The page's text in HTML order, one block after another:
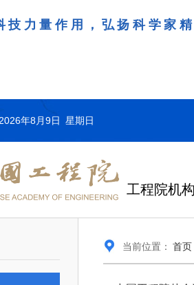
技力量作用，弘扬科学家
2026年8月9日 星期日
工程院机
学部院士名单
医药卫生学部学术报告会在京举行
江西研究院组织召开省校产
员会以习近平新时代中国特
指导，深入贯彻落实党的二十大
第29届中日韩工程院圆桌会
当前位置： 首页